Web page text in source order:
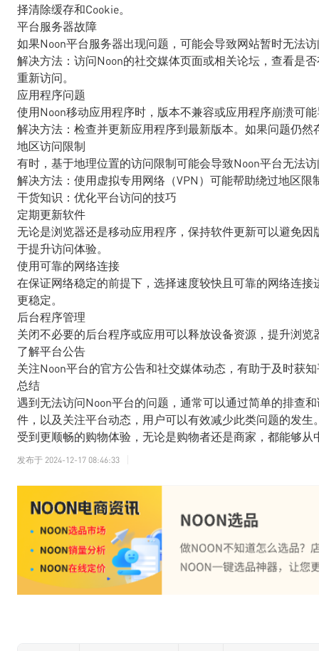
择清除缓存和Cookie。
平台服务器故障
如果Noon平台服务器出现问题，可能会导致网站暂时无法
解决方法：访问Noon的社交媒体页面或相关论坛，查看是
重新访问。
应用程序问题
使用Noon移动应用程序时，版本不兼容或应用程序崩溃可
解决方法：检查并更新应用程序到最新版本。如果问题仍
地区访问限制
有时，基于地理位置的访问限制可能会导致Noon平台无法
解决方法：使用虚拟专用网络（VPN）可能帮助绕过地区限
干货知识：优化平台访问的技巧
定期更新软件
无论是浏览器还是移动应用程序，保持软件更新可以避免
于提升访问体验。
使用可靠的网络连接
在保证网络稳定的前提下，选择速度较快且可靠的网络连
更稳定。
后台程序管理
关闭不必要的后台程序或应用可以释放设备资源，提升浏
了解平台公告
关注Noon平台的官方公告和社交媒体动态，有助于及时获
总结
遇到无法访问Noon平台的问题，通常可以通过简单的排查
件，以及关注平台动态，用户可以有效减少此类问题的发
受到更顺畅的购物体验，无论是购物者还是商家，都能够从
发布于 2024-12-17 08:46:33